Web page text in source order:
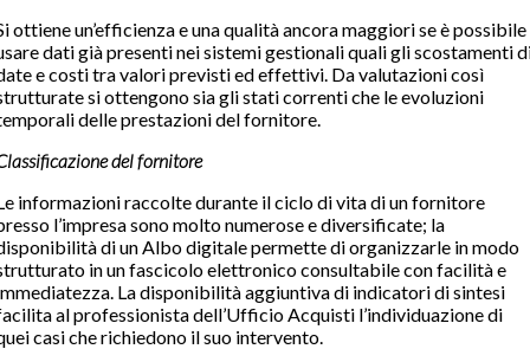
ottiene un’efficienza e una qualità ancora maggiori se è possibile
dati già presenti nei sistemi gestionali quali gli scostamenti
e costi tra valori previsti ed effettivi. Da valutazioni così
si ottengono sia gli stati correnti che le evoluzioni
delle prestazioni del fornitore.
del fornitore
informazioni raccolte durante il ciclo di vita di un fornitore
l’impresa sono molto numerose e diversificate; la
di un Albo digitale permette di organizzarle in modo
in un fascicolo elettronico consultabile con facilità e
La disponibilità aggiuntiva di indicatori di sintesi
al professionista dell’Ufficio Acquisti l’individuazione di
casi che richiedono il suo intervento.